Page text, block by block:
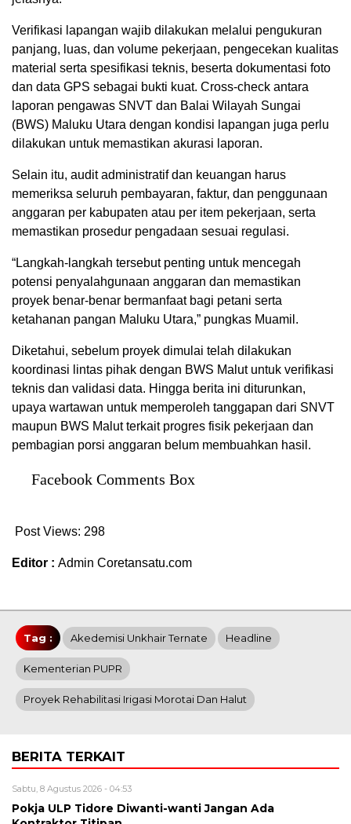
Verifikasi lapangan wajib dilakukan melalui pengukuran
panjang, luas, dan volume pekerjaan, pengecekan kualitas
material serta spesifikasi teknis, beserta dokumentasi foto
dan data GPS sebagai bukti kuat. Cross-check antara
laporan pengawas SNVT dan Balai Wilayah Sungai
(BWS) Maluku Utara dengan kondisi lapangan juga perlu
dilakukan untuk memastikan akurasi laporan.
Selain itu, audit administratif dan keuangan harus
memeriksa seluruh pembayaran, faktur, dan penggunaan
anggaran per kabupaten atau per item pekerjaan, serta
memastikan prosedur pengadaan sesuai regulasi.
“Langkah-langkah tersebut penting untuk mencegah
potensi penyalahgunaan anggaran dan memastikan
proyek benar-benar bermanfaat bagi petani serta
ketahanan pangan Maluku Utara,” pungkas Muamil.
Diketahui, sebelum proyek dimulai telah dilakukan
koordinasi lintas pihak dengan BWS Malut untuk verifikasi
teknis dan validasi data. Hingga berita ini diturunkan,
upaya wartawan untuk memperoleh tanggapan dari SNVT
maupun BWS Malut terkait progres fisik pekerjaan dan
pembagian porsi anggaran belum membuahkan hasil.
Facebook Comments Box
Post Views: 298
Editor : Admin Coretansatu.com
Tag : Akedemisi Unkhair Ternate Headline
Kementerian PUPR
Proyek Rehabilitasi Irigasi Morotai Dan Halut
BERITA TERKAIT
Sabtu, 8 Agustus 2026 - 04:53
Pokja ULP Tidore Diwanti-wanti Jangan Ada